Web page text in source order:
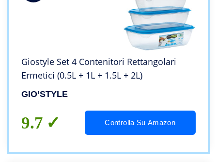
Giostyle Set 4 Contenitori Rettangolari
Ermetici (0.5L + 1L + 1.5L + 2L)
GIO’STYLE
9.7 Controlla Su Amazon